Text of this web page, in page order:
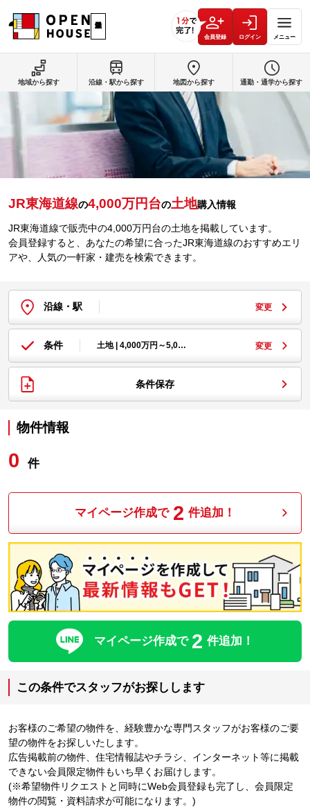
会員登録 ログイン メニュー
JR東海道線の4,000万円台の土地購入情報
JR東海道線で販売中の4,000万円台の土地を掲載しています。
会員登録すると、あなたの希望に合ったJR東海道線のおすすめエリ
アや、人気の一軒家・建売を検索できます。
沿線・駅 変更
条件 土地 | 4,000万円～5,0… 変更
条件保存
物件情報
0 件
マイページ作成で 2 件追加！
マイページ作成で 2 件追加！
この条件でスタッフがお探しします
お客様のご希望の物件を、経験豊かな専門スタッフがお客様のご要
望の物件をお探しいたします。
広告掲載前の物件、住宅情報誌やチラシ、インターネット等に掲載
できない会員限定物件もいち早くお届けします。
(※希望物件リクエストと同時にWeb会員登録も完了し、会員限定
物件の閲覧・資料請求が可能になります。)
地域から探す 沿線・駅から探す 地図から探す 通勤・通学から探す